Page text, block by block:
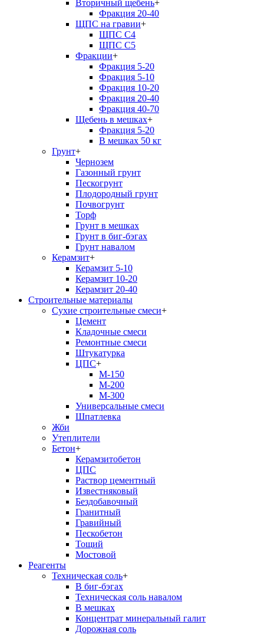
Вторичный щебень+
Фракция 20-40
ЩПС на гравии+
ЩПС С4
ЩПС С5
Фракции+
Фракция 5-20
Фракция 5-10
Фракция 10-20
Фракция 20-40
Фракция 40-70
Щебень в мешках+
Фракция 5-20
В мешках 50 кг
Грунт+
Чернозем
Газонный грунт
Пескогрунт
Плодородный грунт
Почвогрунт
Торф
Грунт в мешках
Грунт в биг-бэгах
Грунт навалом
Керамзит+
Керамзит 5-10
Керамзит 10-20
Керамзит 20-40
Строительные материалы
Сухие строительные смеси+
Цемент
Кладочные смеси
Ремонтные смеси
Штукатурка
ЦПС+
М-150
М-200
М-300
Универсальные смеси
Шпатлевка
Жби
Утеплители
Бетон+
Керамзитобетон
ЦПС
Раствор цементный
Известняковый
Бездобавочный
Гранитный
Гравийный
Пескобетон
Тощий
Мостовой
Реагенты
Техническая соль+
В биг-бэгах
Техническая соль навалом
В мешках
Концентрат минеральный галит
Дорожная соль